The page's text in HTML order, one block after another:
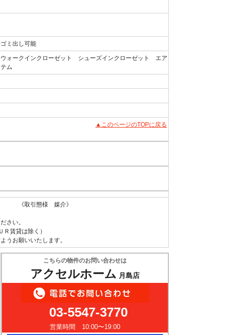
ミ出し可能
ークインクローゼット シューズインクローゼット エア
ム
▲このページのTOPに戻る
《取引態様 媒介》
さい。
賃貸は除く）
うお願いいたします。
こちらの物件のお問い合わせは
アクセルホーム 月島店
03-5547-3770
営業時間 10:00〜19:00